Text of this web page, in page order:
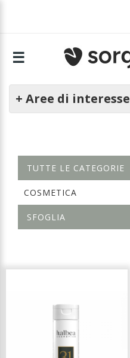
☰
+ Aree di interesse
TUTTE LE CATEGORIE
COSMETICA
SFOGLIA